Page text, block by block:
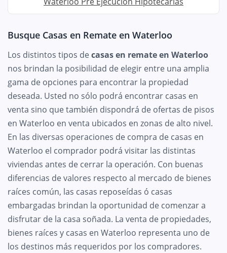
Busque Casas en Remate en Waterloo
Los distintos tipos decasas en remate en Waterloo
nos brindan la posibilidad de elegir entre una amplia
gama de opciones para encontrar la propiedad
deseada. Usted no sólo podrá encontrar casas en
venta sino que también dispondrá de ofertas de pisos
en Waterloo en venta ubicados en zonas de alto nivel.
En las diversas operaciones de compra de casas en
Waterloo el comprador podrá visitar las distintas
viviendas antes de cerrar la operación. Con buenas
diferencias de valores respecto al mercado de bienes
raíces común, las casas reposeídas ó casas
embargadas brindan la oportunidad de comenzar a
disfrutar de la casa soñada. La venta de propiedades,
bienes raíces y casas en Waterloo representa uno de
los destinos más requeridos por los compradores.